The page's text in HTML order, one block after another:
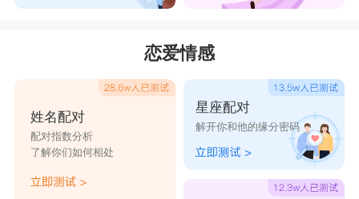
恋爱情感
姓名配对
配对指数分析
了解你们如何相处
星座配对
解开你和他的缘分密码